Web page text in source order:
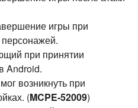
игры при
при принятии
Android.
возникнуть при
(MCPE-52009)